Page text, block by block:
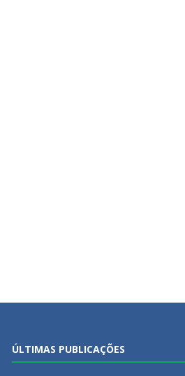
ÚLTIMAS PUBLICAÇÕES